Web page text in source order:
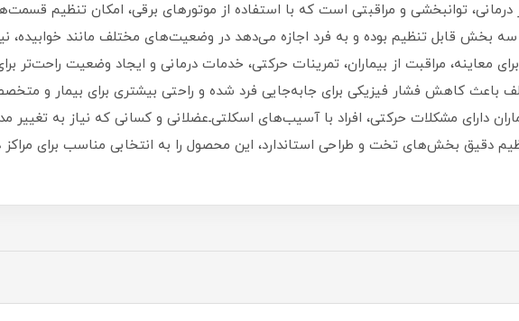
توانبخشی و مراقبتی است که با استفاده از موتورهای برقی، امکان تنظیم
بخش قابل تنظیم بوده و به فرد اجازه می‌دهد در وضعیت‌های مختلف مانند خوابیده،
معاینه، مراقبت از بیماران، تمرینات حرکتی، خدمات درمانی و ایجاد وضعیت راحت‌تر
باعث کاهش فشار فیزیکی برای جابه‌جایی فرد شده و راحتی بیشتری برای بیمار و
دارای مشکلات حرکتی، افراد با آسیب‌های اسکلتی‌ـ‌عضلانی و کسانی که نیاز به تغییر
دقیق بخش‌های تخت و طراحی استاندارد، این محصول را به انتخابی مناسب برای مراکز